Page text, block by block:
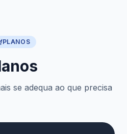
PLANOS
se adequa ao que precisa